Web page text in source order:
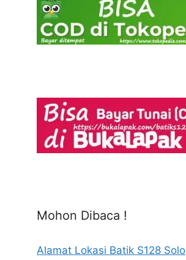
Mohon Dibaca !
Alamat Lokasi Batik S128 Solo